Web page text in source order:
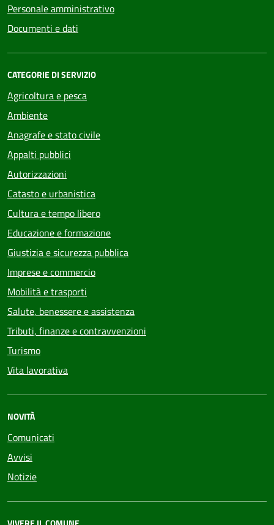
Personale amministrativo
Documenti e dati
CATEGORIE DI SERVIZIO
Agricoltura e pesca
Ambiente
Anagrafe e stato civile
Appalti pubblici
Autorizzazioni
Catasto e urbanistica
Cultura e tempo libero
Educazione e formazione
Giustizia e sicurezza pubblica
Imprese e commercio
Mobilità e trasporti
Salute, benessere e assistenza
Tributi, finanze e contravvenzioni
Turismo
Vita lavorativa
NOVITÀ
Comunicati
Avvisi
Notizie